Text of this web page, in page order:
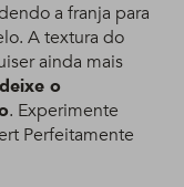
a franja para
A textura do
ainda mais
deixe o
. Experimente
Perfeitamente